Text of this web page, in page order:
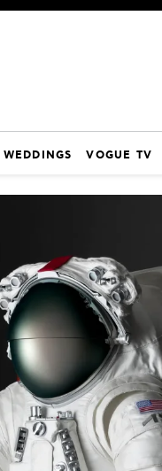
WEDDINGS VOGUE TV